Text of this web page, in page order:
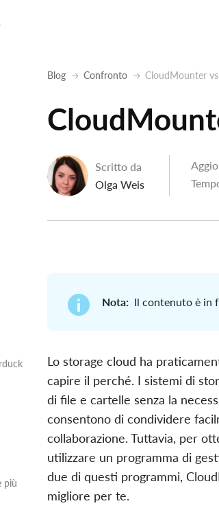
Blog Confronto CloudMounter
Scritto da
Olga Weis
più
Nota: Il contenuto è in
Lo storage cloud ha
capire il perché. I sistemi di
di file e cartelle senza la
consentono di condividere
collaborazione. Tuttavia, per
utilizzare un programma di
due di questi programmi,
migliore per te.